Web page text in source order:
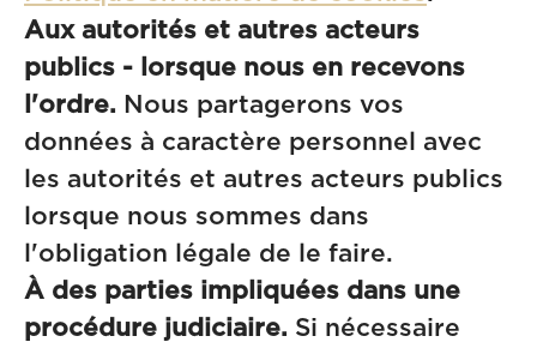
Aux autorités et autres acteurs
publics - lorsque nous en recevons
l'ordre. Nous partagerons vos
données à caractère personnel avec
les autorités et autres acteurs publics
lorsque nous sommes dans
l'obligation légale de le faire.
À des parties impliquées dans une
procédure judiciaire. Si nécessaire